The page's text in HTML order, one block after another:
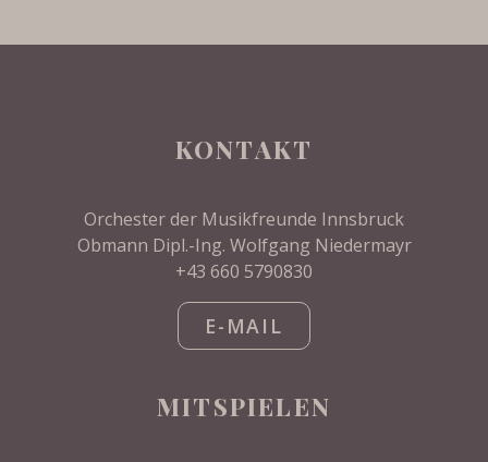
KONTAKT
Orchester der Musikfreunde Innsbruck
Obmann Dipl.-Ing. Wolfgang Niedermayr
+43 660 5790830
E-MAIL
MITSPIELEN